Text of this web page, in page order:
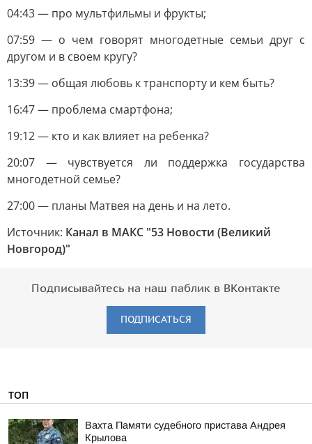
04:43 — про мультфильмы и фрукты;
07:59 — о чем говорят многодетные семьи друг с
другом и в своем кругу?
13:39 — общая любовь к транспорту и кем быть?
16:47 — проблема смартфона;
19:12 — кто и как влияет на ребенка?
20:07 — чувствуется ли поддержка государства
многодетной семье?
27:00 — планы Матвея на день и на лето.
Источник: Канал в МАКС "53 Новости (Великий
Новгород)"
Подписывайтесь на наш паблик в ВКонтакте
ПОДПИСАТЬСЯ
ТОП
Вахта Памяти судебного пристава Андрея
Крылова